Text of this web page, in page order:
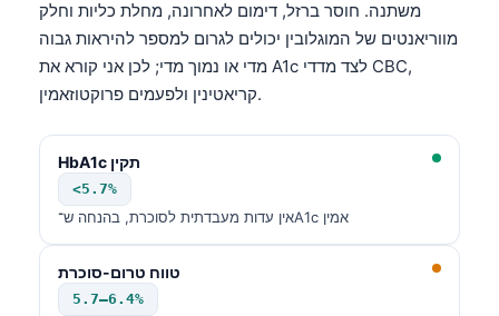
משתנה. חוסר ברזל, דימום לאחרונה, מחלת כליות וחלק
מווריאנטים של המוגלובין יכולים לגרום למספר להיראות גבוה
מדי או נמוך מדי; לכן אני קורא את A1c לצד מדדי CBC,
קריאטינין ולפעמים פרוקטוזאמין.
HbA1c תקין
<5.7%
אין עדות מעבדתית לסוכרת, בהנחה ש־A1c אמין
טווח טרום-סוכרת
5.7–6.4%
Català
Suomi
Hrvatski
پښتو
سنڌي